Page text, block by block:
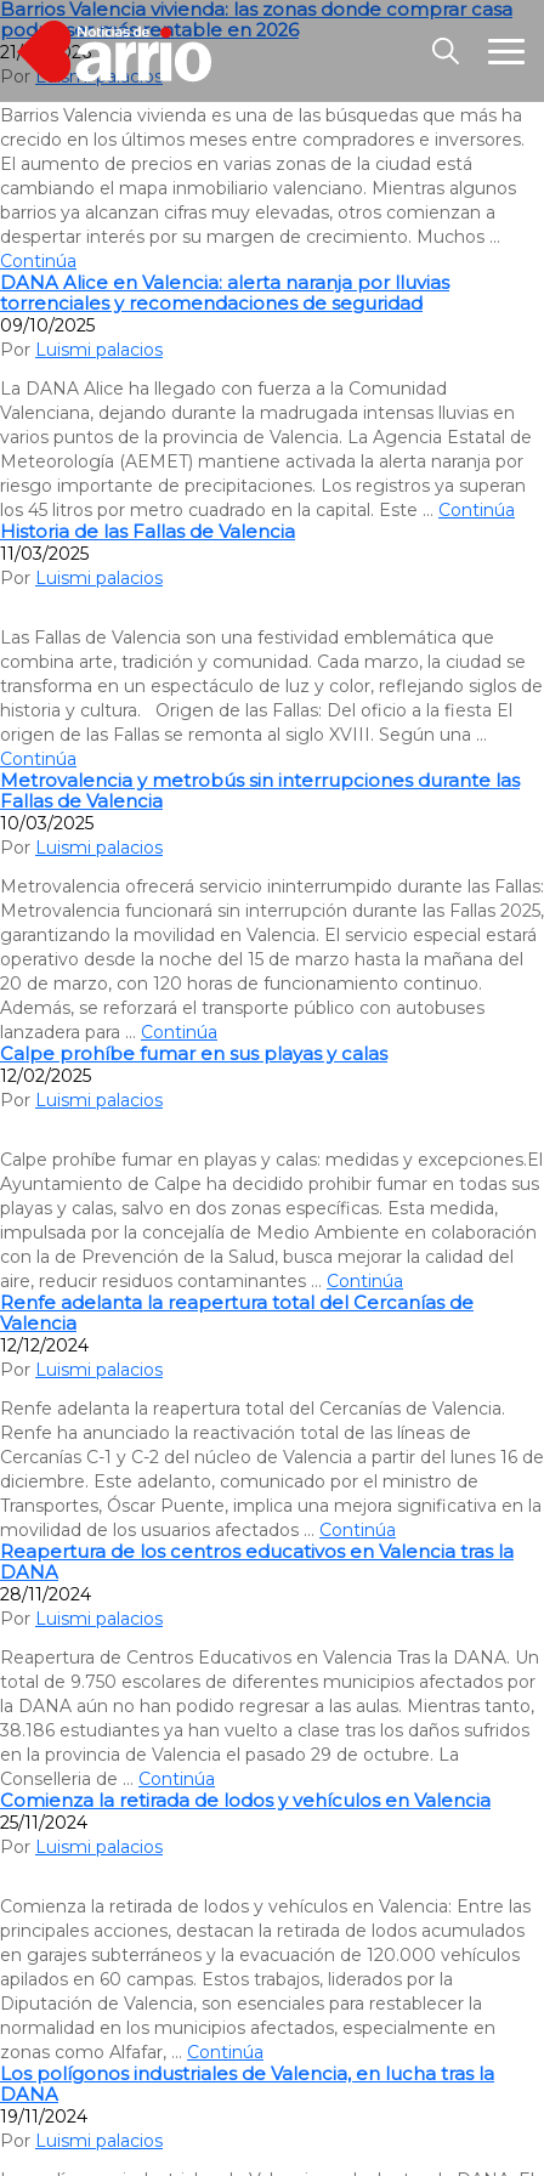
Barrios Valencia vivienda: las zonas donde comprar casa
podría ser más rentable en 2026
21/05/2026
PorLuismi palacios
Barrios Valencia vivienda es una de las búsquedas que más ha
crecido en los últimos meses entre compradores e inversores.
El aumento de precios en varias zonas de la ciudad está
cambiando el mapa inmobiliario valenciano. Mientras algunos
barrios ya alcanzan cifras muy elevadas, otros comienzan a
despertar interés por su margen de crecimiento. Muchos …
Continúa
DANA Alice en Valencia: alerta naranja por lluvias
torrenciales y recomendaciones de seguridad
09/10/2025
Por Luismi palacios
La DANA Alice ha llegado con fuerza a la Comunidad
Valenciana, dejando durante la madrugada intensas lluvias en
varios puntos de la provincia de Valencia. La Agencia Estatal de
Meteorología (AEMET) mantiene activada la alerta naranja por
riesgo importante de precipitaciones. Los registros ya superan
los 45 litros por metro cuadrado en la capital. Este … Continúa
Historia de las Fallas de Valencia
11/03/2025
Por Luismi palacios
Las Fallas de Valencia son una festividad emblemática que
combina arte, tradición y comunidad. Cada marzo, la ciudad se
transforma en un espectáculo de luz y color, reflejando siglos de
historia y cultura. Origen de las Fallas: Del oficio a la fiesta El
origen de las Fallas se remonta al siglo XVIII. Según una …
Continúa
Metrovalencia y metrobús sin interrupciones durante las
Fallas de Valencia
10/03/2025
Por Luismi palacios
Metrovalencia ofrecerá servicio ininterrumpido durante las Fallas:
Metrovalencia funcionará sin interrupción durante las Fallas 2025,
garantizando la movilidad en Valencia. El servicio especial estará
operativo desde la noche del 15 de marzo hasta la mañana del
20 de marzo, con 120 horas de funcionamiento continuo.
Además, se reforzará el transporte público con autobuses
lanzadera para … Continúa
Calpe prohíbe fumar en sus playas y calas
12/02/2025
Por Luismi palacios
Calpe prohíbe fumar en playas y calas: medidas y excepciones.El
Ayuntamiento de Calpe ha decidido prohibir fumar en todas sus
playas y calas, salvo en dos zonas específicas. Esta medida,
impulsada por la concejalía de Medio Ambiente en colaboración
con la de Prevención de la Salud, busca mejorar la calidad del
aire, reducir residuos contaminantes … Continúa
Renfe adelanta la reapertura total del Cercanías de
Valencia
12/12/2024
Por Luismi palacios
Renfe adelanta la reapertura total del Cercanías de Valencia.
Renfe ha anunciado la reactivación total de las líneas de
Cercanías C-1 y C-2 del núcleo de Valencia a partir del lunes 16 de
diciembre. Este adelanto, comunicado por el ministro de
Transportes, Óscar Puente, implica una mejora significativa en la
movilidad de los usuarios afectados … Continúa
Reapertura de los centros educativos en Valencia tras la
DANA
28/11/2024
Por Luismi palacios
Reapertura de Centros Educativos en Valencia Tras la DANA. Un
total de 9.750 escolares de diferentes municipios afectados por
la DANA aún no han podido regresar a las aulas. Mientras tanto,
38.186 estudiantes ya han vuelto a clase tras los daños sufridos
en la provincia de Valencia el pasado 29 de octubre. La
Conselleria de … Continúa
Comienza la retirada de lodos y vehículos en Valencia
25/11/2024
Por Luismi palacios
Comienza la retirada de lodos y vehículos en Valencia: Entre las
principales acciones, destacan la retirada de lodos acumulados
en garajes subterráneos y la evacuación de 120.000 vehículos
apilados en 60 campas. Estos trabajos, liderados por la
Diputación de Valencia, son esenciales para restablecer la
normalidad en los municipios afectados, especialmente en
zonas como Alfafar, … Continúa
Los polígonos industriales de Valencia, en lucha tras la
DANA
19/11/2024
Por Luismi palacios